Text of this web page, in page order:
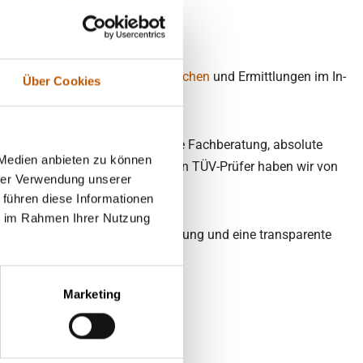
Über Cookies
anbieten zu können
Verwendung unserer
diese Informationen
Rahmen Ihrer Nutzung
Marketing
Geschäftsbedingungen
Lügendetektortest/Polygraphentest
Mietnomaden
Bewerberüberprüfung
Vor Einsatzbeginn unserer Detektei
Geschäftsbedingungen
Lügendetektortest/Polygraphentest
von Observationen, Recherchen und Ermittlungen im In-
zu können. Persönliche Fachberatung, absolute
Auch die unabhängigen TÜV-Prüfer haben wir von
Auftragsbearbeitung und eine transparente